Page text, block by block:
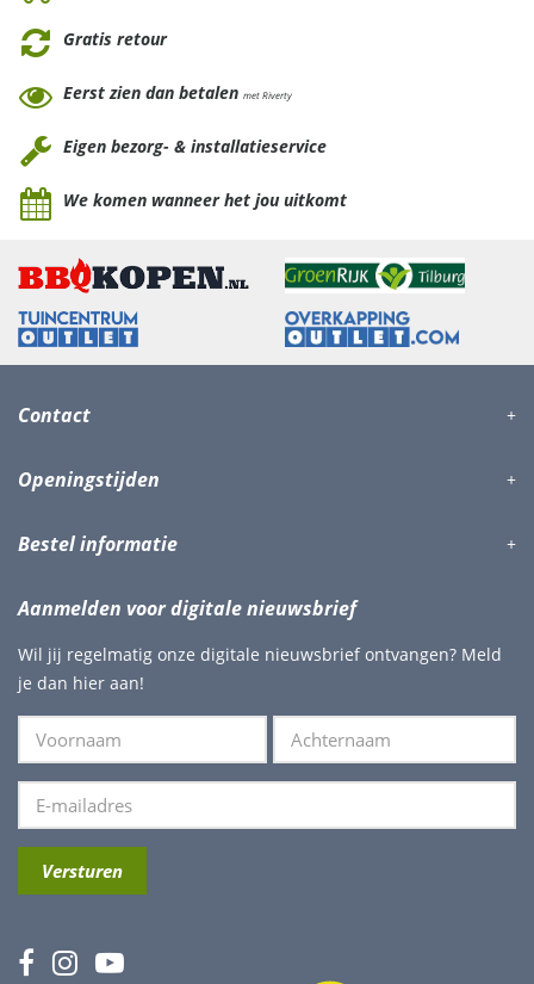
Gratis retour
Eerst zien dan betalen met Riverty
Eigen bezorg- & installatieservice
We komen wanneer het jou uitkomt
Contact
Openingstijden
Bestel informatie
Aanmelden voor digitale nieuwsbrief
Wil jij regelmatig onze digitale nieuwsbrief ontvangen? Meld
je dan hier aan!